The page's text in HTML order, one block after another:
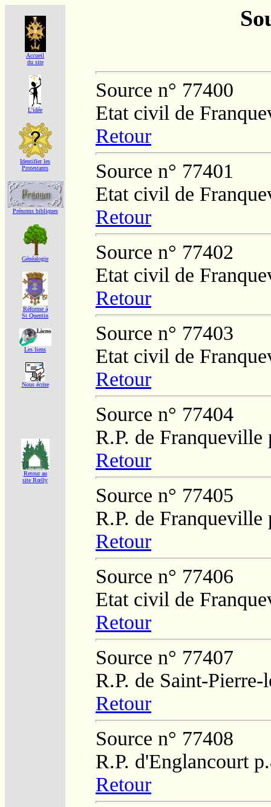
Accueil
du site
L'idée
Identifier les
Protestants
Prénoms bibliques
Généalogie
Réforme á
St Quentin
Les liens
Nous écrire
Retour au
site Rœlly
Source n° 77400
Etat civil de
Retour
Source n° 77401
Etat civil de
Retour
Source n° 77402
Etat civil de
Retour
Source n° 77403
Etat civil de
Retour
Source n° 77404
R.P. de Franqueville
Retour
Source n° 77405
R.P. de Franqueville
Retour
Source n° 77406
Etat civil de
Retour
Source n° 77407
R.P. de Saint-
Retour
Source n° 77408
R.P. d'Englancourt
Retour